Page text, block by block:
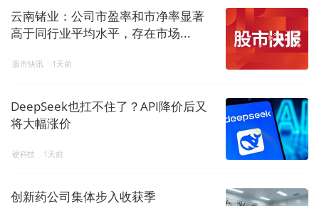
云南锗业：公司市盈率和市净率显著
高于同行业平均水平，存在市场...
股市快讯 1天前
DeepSeek也扛不住了？API降价后又
将大幅涨价
硬科技 1天前
创新药公司集体步入收获季